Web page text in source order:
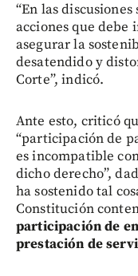
“En las
acciones que
asegurar la
desatendido y
Corte”, indicó.
Ante esto, criticó
“participación de
es incompatible
dicho derecho”,
ha sostenido tal
Constitución
participación de
prestación de